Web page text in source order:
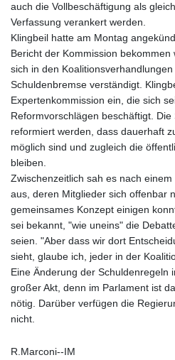
auch die Vollbeschäftigung als
Verfassung verankert werden.
Klingbeil hatte am Montag
Bericht der Kommission
sich in den
Schuldenbremse verständigt.
Expertenkommission ein, die sich
Reformvorschlägen beschäftigt.
reformiert werden, dass dauerhaft
möglich sind und zugleich die
bleiben.
Zwischenzeitlich sah es nach
aus, deren Mitglieder sich offenbar
gemeinsames Konzept einigen
sei bekannt, "wie uneins" die
seien. "Aber dass wir dort
sieht, glaube ich, jeder in der
Eine Änderung der Schuldenregeln
großer Akt, denn im Parlament ist
nötig. Darüber verfügen die
nicht.
R.Marconi--IM